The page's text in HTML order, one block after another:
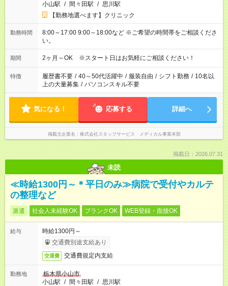
小山駅 / 間々田駅 / 思川駅
【勤務地選べます】クリニック
勤務時間
8:00～17:00 9:00～18:00など ※ご希望の時間帯をご相談くださ
い。
期間 2ヶ月～OK ※スタート日はお気軽にご相談ください！
特徴 履歴書不要 / 40～50代活躍中 / 服装自由 / シフト勤務 / 10名以
上の大量募集 / パソコンスキル不要
気になる！ 応募する 詳細へ
掲載元企業名 株式会社スタッフサービス メディカル事業本部
掲載日：2026.07.31
未読
≪時給1300円～＊平日のみ≫病院で受付やカルテ
の整理など
派遣 社会人未経験OK ブランクOK WEB登録・面接OK
給与
時給1300円～
交通費別途支給あり
交通費 交通費規定内支給
勤務地
栃木県小山市
小山駅 / 間々田駅 / 思川駅